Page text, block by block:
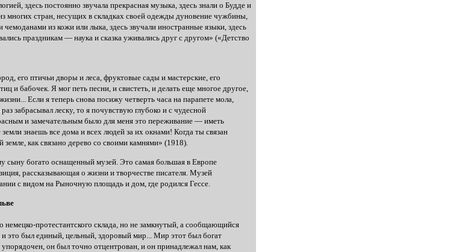
здесь постоянно звучала прекрасная музыка, здесь знали о Будде и
многих стран, несущих в складках своей одежды дуновение чужбины,
из кожи или лыка, здесь звучали иностранные языки, здесь
праздникам — наука и сказка уживались друг с другом» («Детство
его птичьи дворы и леса, фруктовые сады и мастерские, его
и бабочек. Я мог петь песни, и свистеть, и делать еще многое другое,
Если я теперь снова посижу четверть часа на парапете мола,
забрасывал леску, то я почувствую глубоко и с чудесной
и замечательным было для меня это переживание — иметь
знаешь все дома и всех людей за их окнами! Когда ты связан
как связано дерево со своими камнями» (1918).
сыну богато оснащенный музей. Это самая большая в Европе
рассказывающая о жизни и творчестве писателя. Музей
с видом на Рыночную площадь и дом, где родился Гессе.
протестантского склада, но не замкнутый, а сообщающийся
это был единый, цельный, здоровый мир... Мир этот был богат
он был точно отцентрован, и он принадлежал нам, как